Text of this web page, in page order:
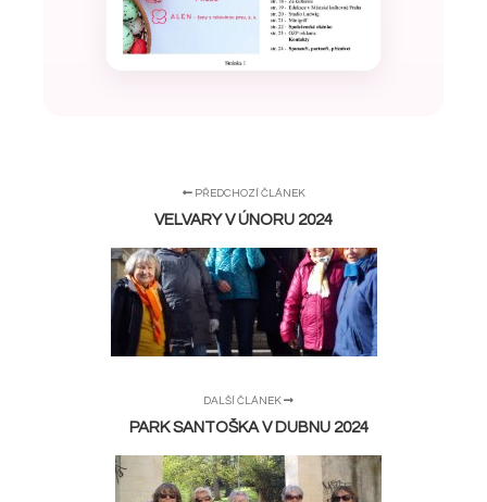
PŘEDCHOZÍ ČLÁNEK
VELVARY V ÚNORU 2024
DALŠÍ ČLÁNEK
PARK SANTOŠKA V DUBNU 2024